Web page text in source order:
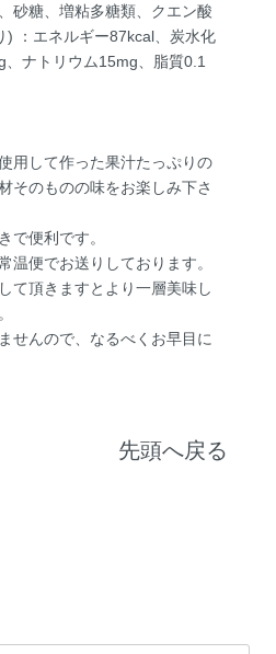
砂糖、増粘多糖類、クエン酸
) ：エネルギー87kcal、炭水化
ナトリウム15mg、脂質0.1
用して作った果汁たっぷりの
そのものの味をお楽しみ下さ
で便利です。
温便でお送りしております。
て頂きますとより一層美味し
せんので、なるべくお早目に
先頭へ戻る